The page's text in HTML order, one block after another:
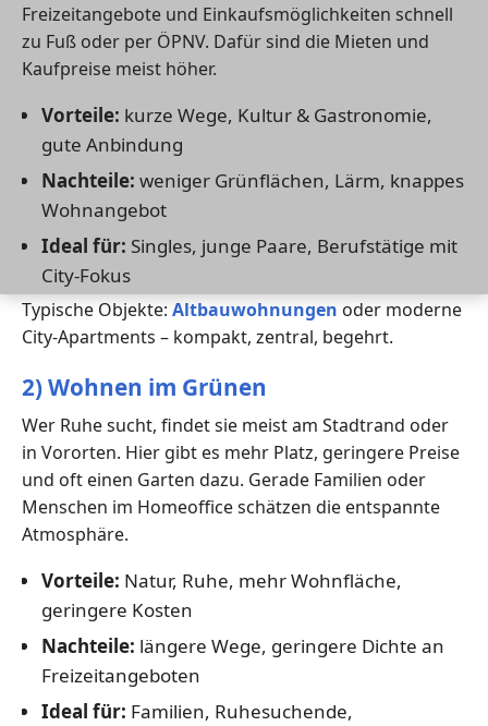
Freizeitangebote und Einkaufsmöglichkeiten schnell
zu Fuß oder per ÖPNV. Dafür sind die Mieten und
Kaufpreise meist höher.
Vorteile: kurze Wege, Kultur & Gastronomie,
gute Anbindung
Nachteile: weniger Grünflächen, Lärm, knappes
Wohnangebot
Ideal für: Singles, junge Paare, Berufstätige mit
City-Fokus
Typische Objekte: Altbauwohnungen oder moderne
City-Apartments – kompakt, zentral, begehrt.
2) Wohnen im Grünen
Wer Ruhe sucht, findet sie meist am Stadtrand oder
in Vororten. Hier gibt es mehr Platz, geringere Preise
und oft einen Garten dazu. Gerade Familien oder
Menschen im Homeoffice schätzen die entspannte
Atmosphäre.
Vorteile: Natur, Ruhe, mehr Wohnfläche,
geringere Kosten
Nachteile: längere Wege, geringere Dichte an
Freizeitangeboten
Ideal für: Familien, Ruhesuchende,